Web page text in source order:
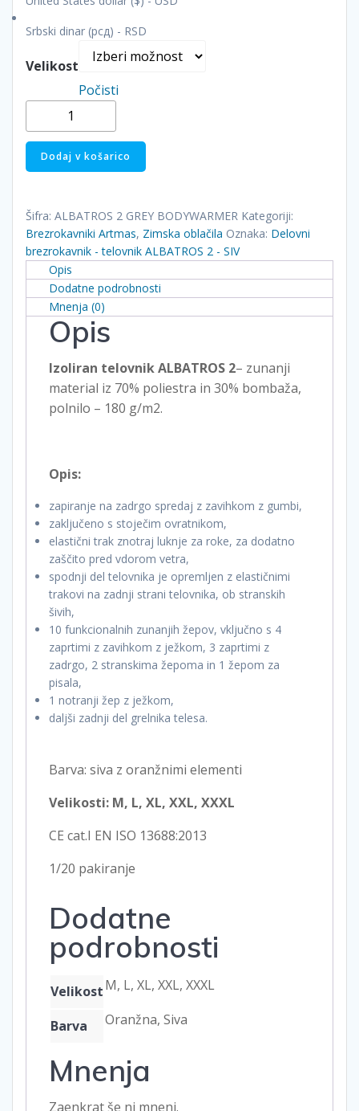
Srbski dinar (рсд) - RSD
Velikost
Počisti
Delovni
brezrokavnik
-
telovnik
2
-
SIV
količina
Dodaj v košarico
Šifra: ALBATROS 2 GREY BODYWARMER Kategoriji:
Brezrokavniki Artmas, Zimska oblačila Oznaka: Delovni
brezrokavnik - telovnik ALBATROS 2 - SIV
Opis
Dodatne podrobnosti
Mnenja (0)
Opis
Izoliran telovnik ALBATROS 2– zunanji
material iz 70% poliestra in 30% bombaža,
polnilo – 180 g/m2.
Opis:
zapiranje na zadrgo spredaj z zavihkom z gumbi,
zaključeno s stoječim ovratnikom,
elastični trak znotraj luknje za roke, za dodatno
zaščito pred vdorom vetra,
spodnji del telovnika je opremljen z elastičnimi
trakovi na zadnji strani telovnika, ob stranskih
šivih,
10 funkcionalnih zunanjih žepov, vključno s 4
zaprtimi z zavihkom z ježkom, 3 zaprtimi z
zadrgo, 2 stranskima žepoma in 1 žepom za
pisala,
1 notranji žep z ježkom,
daljši zadnji del grelnika telesa.
Barva: siva z oranžnimi elementi
Velikosti: M, L, XL, XXL, XXXL
CE cat.I EN ISO 13688:2013
1/20 pakiranje
Dodatne
podrobnosti
VelikostM, L, XL, XXL, XXXL
Barva Oranžna, Siva
Mnenja
Zaenkrat še ni mnenj.